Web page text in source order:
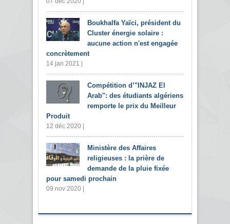
Boukhalfa Yaïci, président du
Cluster énergie solaire :
aucune action n'est engagée
concrètement
14 jan 2021 |
Compétition d’"INJAZ El
Arab": des étudiants algériens
remporte le prix du Meilleur
Produit
12 déc 2020 |
Ministère des Affaires
religieuses : la prière de
demande de la pluie fixée
pour samedi prochain
09 nov 2020 |